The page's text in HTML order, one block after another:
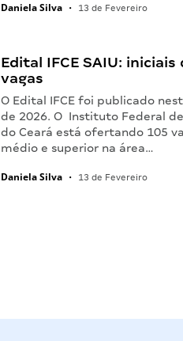
Daniela Silva • 13 de Fevereiro
Edital IFCE SAIU:
vagas
O Edital IFCE foi publicado
de 2026. O Instituto Federal
do Ceará está ofertando 105
médio e superior na área…
Daniela Silva • 13 de Fevereiro